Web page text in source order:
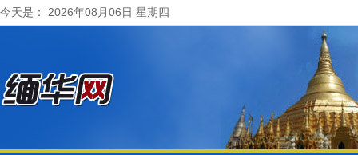
今天是： 2026年08月06日 星期四